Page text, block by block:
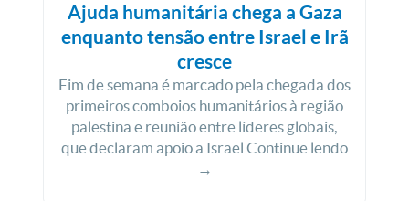
Ajuda humanitária chega a Gaza
enquanto tensão entre Israel e Irã
cresce
Fim de semana é marcado pela chegada dos
primeiros comboios humanitários à região
palestina e reunião entre líderes globais,
que declaram apoio a Israel Continue lendo
→